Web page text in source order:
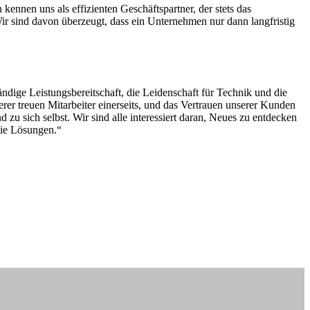
uns als effizienten Geschäftspartner, der stets das
sind davon überzeugt, dass ein Unternehmen nur dann langfristig
Leistungsbereitschaft, die Leidenschaft für Technik und die
treuen Mitarbeiter einerseits, und das Vertrauen unserer Kunden
sich selbst. Wir sind alle interessiert daran, Neues zu entdecken
Lösungen.“